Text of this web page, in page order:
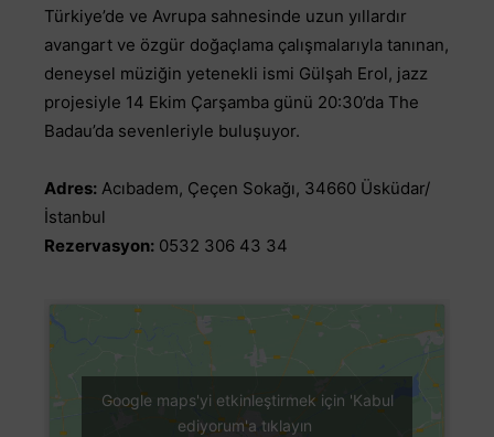
Türkiye’de ve Avrupa sahnesinde uzun yıllardır
avangart ve özgür doğaçlama çalışmalarıyla tanınan,
deneysel müziğin yetenekli ismi Gülşah Erol, jazz
projesiyle 14 Ekim Çarşamba günü 20:30’da The
Badau’da sevenleriyle buluşuyor.
Adres: Acıbadem, Çeçen Sokağı, 34660 Üsküdar/
İstanbul
Rezervasyon: 0532 306 43 34
Google maps'yi etkinleştirmek için 'Kabul
ediyorum'a tıklayın